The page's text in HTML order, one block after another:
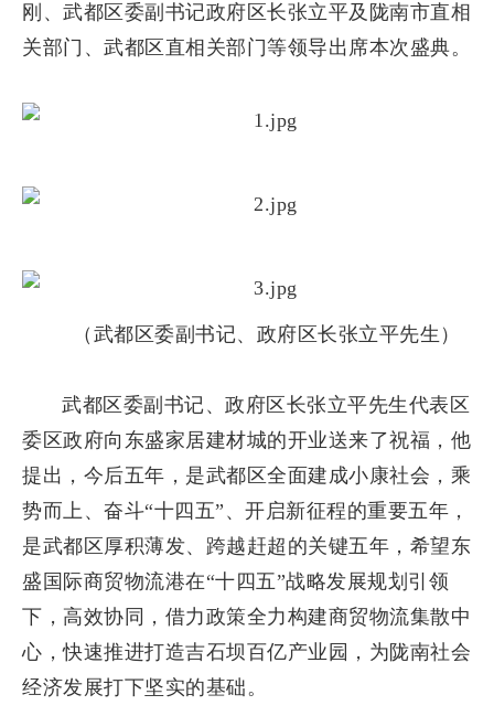
刚、武都区委副书记政府区长张立平及陇南市直相
关部门、武都区直相关部门等领导出席本次盛典。
（武都区委副书记、政府区长张立平先生）
武都区委副书记、政府区长张立平先生代表区
委区政府向东盛家居建材城的开业送来了祝福，他
提出，今后五年，是武都区全面建成小康社会，乘
势而上、奋斗“十四五”、开启新征程的重要五年，
是武都区厚积薄发、跨越赶超的关键五年，希望东
盛国际商贸物流港在“十四五”战略发展规划引领
下，高效协同，借力政策全力构建商贸物流集散中
心，快速推进打造吉石坝百亿产业园，为陇南社会
经济发展打下坚实的基础。